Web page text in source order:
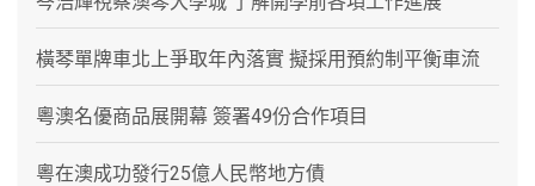
橫琴單牌車北上爭取年內落實 擬採用預約制平衡車流
粵澳名優商品展開幕 簽署49份合作項目
粵在澳成功發行25億人民幣地方債